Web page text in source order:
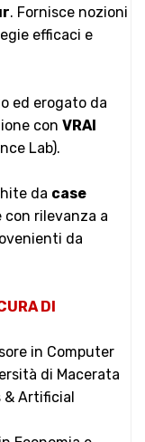
. Fornisce nozioni
efficaci e
ed erogato da
con VRAI
Lab).
da case
con rilevanza a
da
DI
in Computer
di Macerata
& Artificial